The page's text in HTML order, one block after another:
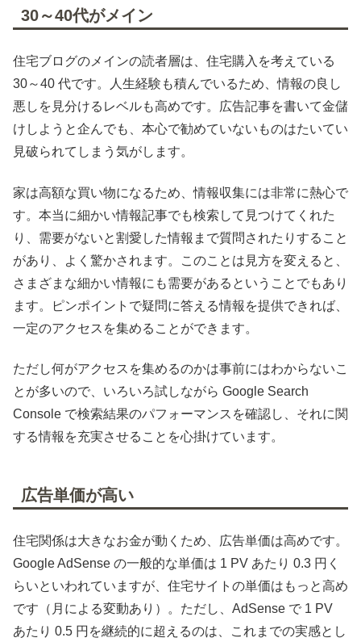
30～40代がメイン
住宅ブログのメインの読者層は、住宅購入を考えている
30～40 代です。人生経験も積んでいるため、情報の良し
悪しを見分けるレベルも高めです。広告記事を書いて金儲
けしようと企んでも、本心で勧めていないものはたいてい
見破られてしまう気がします。
家は高額な買い物になるため、情報収集には非常に熱心で
す。本当に細かい情報記事でも検索して見つけてくれた
り、需要がないと割愛した情報まで質問されたりすること
があり、よく驚かされます。このことは見方を変えると、
さまざまな細かい情報にも需要があるということでもあり
ます。ピンポイントで疑問に答える情報を提供できれば、
一定のアクセスを集めることができます。
ただし何がアクセスを集めるのかは事前にはわからないこ
とが多いので、いろいろ試しながら Google Search
Console で検索結果のパフォーマンスを確認し、それに関
する情報を充実させることを心掛けています。
広告単価が高い
住宅関係は大きなお金が動くため、広告単価は高めです。
Google AdSense の一般的な単価は 1 PV あたり 0.3 円く
らいといわれていますが、住宅サイトの単価はもっと高め
です（月による変動あり）。ただし、AdSense で 1 PV
あたり 0.5 円を継続的に超えるのは、これまでの実感とし